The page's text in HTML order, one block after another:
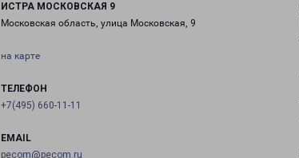
ИСТРА МОСКОВСКАЯ 9
Московская область, улица Московская, 9
на карте
ТЕЛЕФОН
+7(495) 660-11-11
EMAIL
pecom@pecom.ru